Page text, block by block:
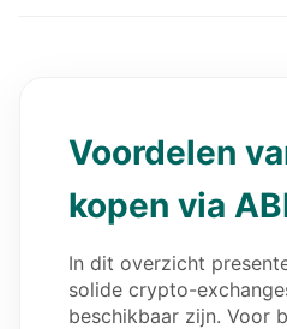
Voordelen
kopen via
In dit overzicht
solide crypto-
beschikbaar zijn. Voor